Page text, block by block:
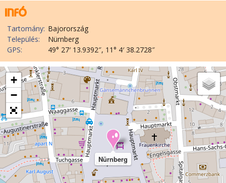
Tartomány: Bajorország
Település:
Nürnberg
GPS:
49° 27′ 13.9392″, 11° 4′ 38.2728″
Nürnberg
+
−